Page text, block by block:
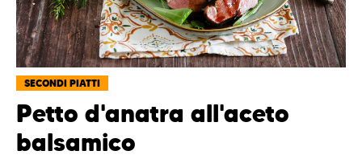
SECONDI PIATTI
Petto d'anatra all'aceto
balsamico